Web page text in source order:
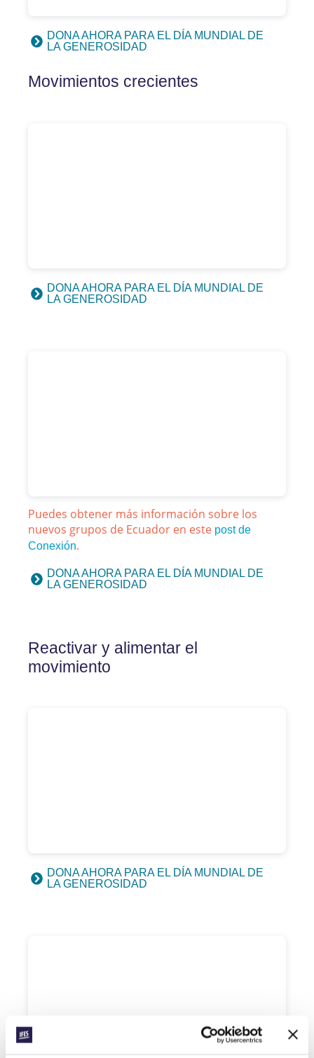
DONA AHORA PARA EL DÍA MUNDIAL DE
LA GENEROSIDAD
Movimientos crecientes
DONA AHORA PARA EL DÍA MUNDIAL DE
LA GENEROSIDAD
Puedes obtener más información sobre los
nuevos grupos de Ecuador en este post de
Conexión.
DONA AHORA PARA EL DÍA MUNDIAL DE
LA GENEROSIDAD
Reactivar y alimentar el
movimiento
DONA AHORA PARA EL DÍA MUNDIAL DE
LA GENEROSIDAD